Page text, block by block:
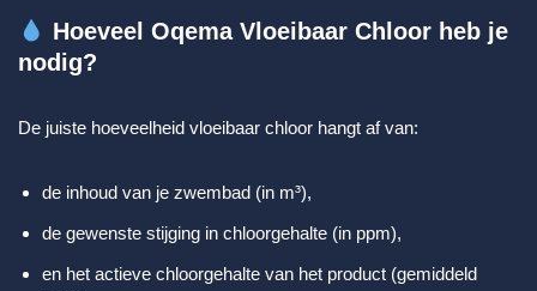
Hoeveel Oqema Vloeibaar Chloor heb je
nodig?
De juiste hoeveelheid vloeibaar chloor hangt af van:
de inhoud van je zwembad (in m³),
de gewenste stijging in chloorgehalte (in ppm),
en het actieve chloorgehalte van het product (gemiddeld